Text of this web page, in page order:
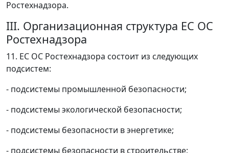
Ростехнадзора.
III. Организационная структура ЕС ОС
Ростехнадзора
11. ЕС ОС Ростехнадзора состоит из следующих
подсистем:
- подсистемы промышленной безопасности;
- подсистемы экологической безопасности;
- подсистемы безопасности в энергетике;
- подсистемы безопасности в строительстве;